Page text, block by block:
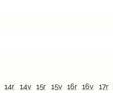
14r 14v 15r 15v 16r 16v 17r